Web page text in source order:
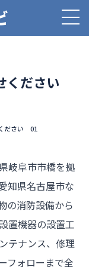
ください
ださい 01
岐阜市市橋を拠
知県名古屋市な
の消防設備から
置機器の設置工
テナンス、修理
フォローまで全